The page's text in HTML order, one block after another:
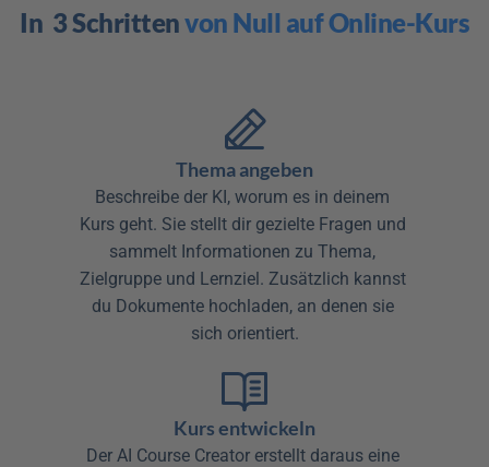
In  3 Schritten von Null auf Online-Kurs
Thema angeben
Beschreibe der KI, worum es in deinem
Kurs geht. Sie stellt dir gezielte Fragen und
sammelt Informationen zu Thema,
Zielgruppe und Lernziel. Zusätzlich kannst
du Dokumente hochladen, an denen sie
sich orientiert.
Kurs entwickeln
Der AI Course Creator erstellt daraus eine